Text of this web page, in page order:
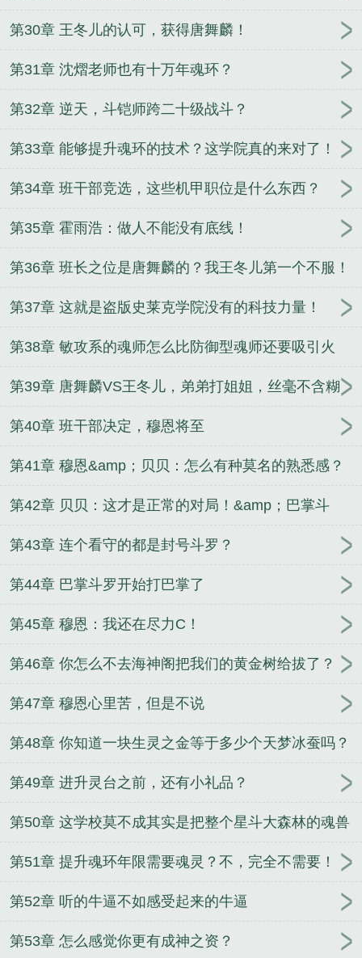
第30章 王冬儿的认可，获得唐舞麟！
第31章 沈熠老师也有十万年魂环？
第32章 逆天，斗铠师跨二十级战斗？
第33章 能够提升魂环的技术？这学院真的来对了！
第34章 班干部竞选，这些机甲职位是什么东西？
第35章 霍雨浩：做人不能没有底线！
第36章 班长之位是唐舞麟的？我王冬儿第一个不服！
第37章 这就是盗版史莱克学院没有的科技力量！
第38章 敏攻系的魂师怎么比防御型魂师还要吸引火
力？
第39章 唐舞麟VS王冬儿，弟弟打姐姐，丝毫不含糊
第40章 班干部决定，穆恩将至
第41章 穆恩&amp；贝贝：怎么有种莫名的熟悉感？
第42章 贝贝：这才是正常的对局！&amp；巴掌斗
罗？
第43章 连个看守的都是封号斗罗？
第44章 巴掌斗罗开始打巴掌了
第45章 穆恩：我还在尽力C！
第46章 你怎么不去海神阁把我们的黄金树给拔了？
第47章 穆恩心里苦，但是不说
第48章 你知道一块生灵之金等于多少个天梦冰蚕吗？
第49章 进升灵台之前，还有小礼品？
第50章 这学校莫不成其实是把整个星斗大森林的魂兽
都给装进来了？
第51章 提升魂环年限需要魂灵？不，完全不需要！
第52章 听的牛逼不如感受起来的牛逼
第53章 怎么感觉你更有成神之资？